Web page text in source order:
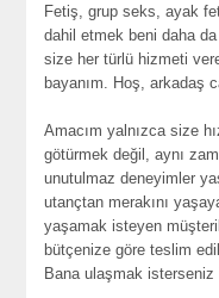
Fetiş, grup seks, ayak
dahil etmek beni daha
size her türlü hizmeti
bayanım. Hoş, arkadaş
Amacım yalnızca size
götürmek değil, aynı
unutulmaz deneyimler
utançtan merakını
yaşamak isteyen
bütçenize göre teslim
Bana ulaşmak isterseniz